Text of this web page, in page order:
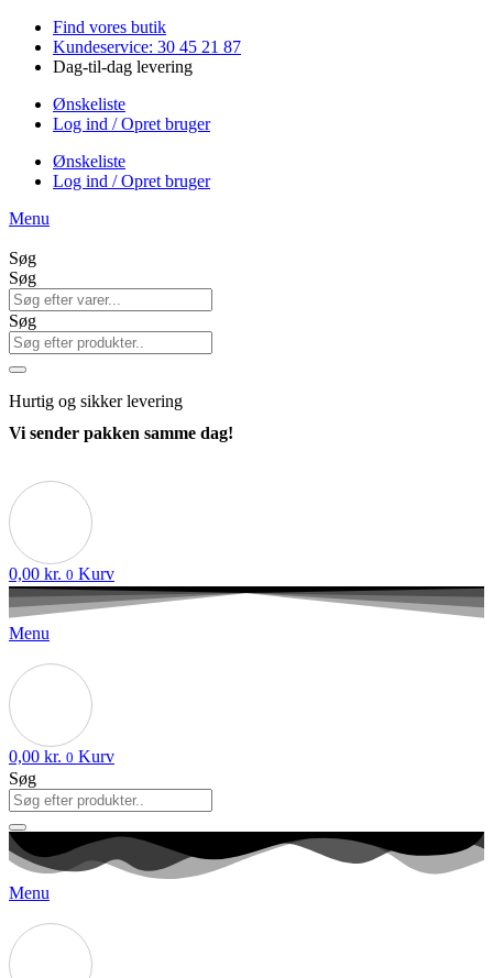
Videre
indhold
Find vores butik
Kundeservice: 30 45 21 87
Dag-til-dag levering
Ønskeliste
Log ind / Opret bruger
Ønskeliste
Log ind / Opret bruger
Menu
Søg
Søg
Søg
Hurtig og sikker levering
Vi sender pakken samme dag!
0,00 kr. 0 Kurv
Menu
0,00 kr. 0 Kurv
Søg
Menu